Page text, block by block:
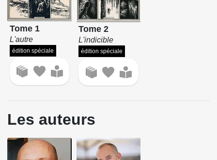
Tome 1
L'autre
édition spéciale
Tome 2
L'indicible
édition spéciale
Les auteurs